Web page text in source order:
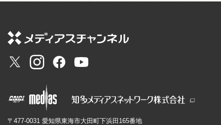
〒477-0031 愛知県東海市大田町下浜田165番地